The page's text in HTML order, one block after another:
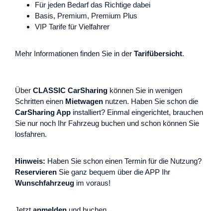
Für jeden Bedarf das Richtige dabei
Basis, Premium, Premium Plus
VIP Tarife für Vielfahrer
Mehr Informationen finden Sie in der Tarifübersicht.
Über CLASSIC CarSharing können Sie in wenigen
Schritten einen Mietwagen nutzen. Haben Sie schon die
CarSharing App installiert? Einmal eingerichtet, brauchen
Sie nur noch Ihr Fahrzeug buchen und schon können Sie
losfahren.
Hinweis: Haben Sie schon einen Termin für die Nutzung?
Reservieren Sie ganz bequem über die APP Ihr
Wunschfahrzeug im voraus!